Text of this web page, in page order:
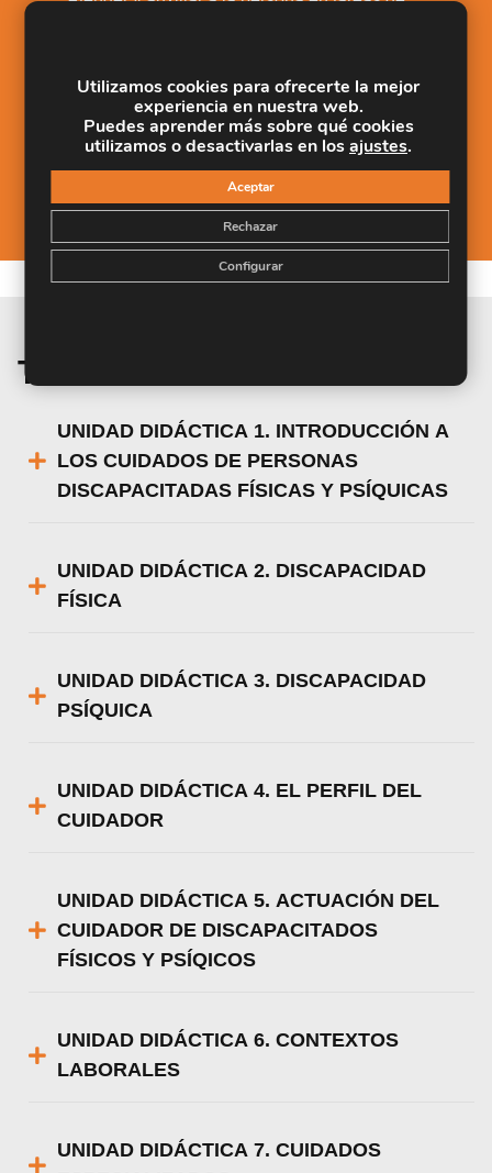
2.
habilidades sociales.
Conocer los diferentes ámbitos laborales en los
que un cuidador de personas discapacitadas
puede ejercer su labor.
Temario de la materia
UNIDAD DIDÁCTICA 1. INTRODUCCIÓN A
LOS CUIDADOS DE PERSONAS
DISCAPACITADAS FÍSICAS Y PSÍQUICAS
UNIDAD DIDÁCTICA 2. DISCAPACIDAD
FÍSICA
UNIDAD DIDÁCTICA 3. DISCAPACIDAD
PSÍQUICA
UNIDAD DIDÁCTICA 4. EL PERFIL DEL
CUIDADOR
UNIDAD DIDÁCTICA 5. ACTUACIÓN DEL
CUIDADOR DE DISCAPACITADOS
FÍSICOS Y PSÍQICOS
UNIDAD DIDÁCTICA 6. CONTEXTOS
LABORALES
UNIDAD DIDÁCTICA 7. CUIDADOS
Utilizamos cookies para ofrecerte la mejor
experiencia en nuestra web.
Puedes aprender más sobre qué cookies
utilizamos o desactivarlas en losajustes.
Aceptar
Rechazar
Configurar